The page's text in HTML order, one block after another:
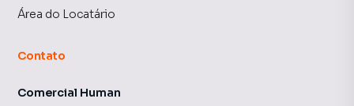
Área do Locatário
Contato
Comercial Human